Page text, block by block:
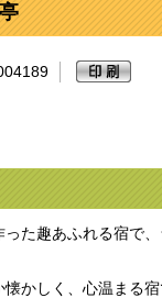
た趣あふれる宿で
かしく、心温まる宿